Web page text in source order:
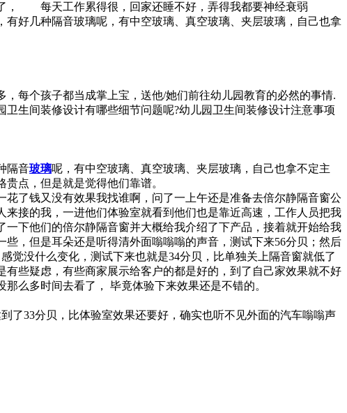
， 每天工作累得很，回家还睡不好，弄得我都要神经衰弱
好几种隔音玻璃呢，有中空玻璃、真空玻璃、夹层玻璃，自己也拿
每个孩子都当成掌上宝，送他/她们前往幼儿园教育的必然的事情.
生间装修设计有哪些细节问题呢?幼儿园卫生间装修设计注意事项
隔音玻璃呢，有中空玻璃、真空玻璃、夹层玻璃，自己也拿不定主
点，但是就是觉得他们靠谱。
了钱又没有效果我找谁啊，问了一上午还是准备去倍尔静隔音窗公
接的我，一进他们体验室就看到他们也是靠近高速，工作人员把我
下他们的倍尔静隔音窗并大概给我介绍了下产品，接着就开始给我
，但是耳朵还是听得清外面嗡嗡嗡的声音，测试下来56分贝；然后
觉没什么变化，测试下来也就是34分贝，比单独关上隔音窗就低了
些疑虑，有些商家展示给客户的都是好的，到了自己家效果就不好
么多时间去看了， 毕竟体验下来效果还是不错的。
了33分贝，比体验室效果还要好，确实也听不见外面的汽车嗡嗡声